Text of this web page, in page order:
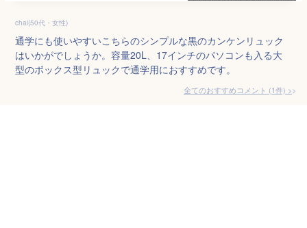
chai(50代・女性)
通学にも使いやすいこちらのシンプルな黒のカンケンリュック
はいかがでしょうか。容量20L、17インチのパソコンも入る大
型のボックス型リュックで通学用におすすめです。
全てのおすすめコメント (1件) >